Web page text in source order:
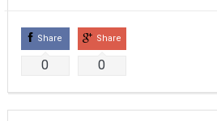
Share
0
Share
0